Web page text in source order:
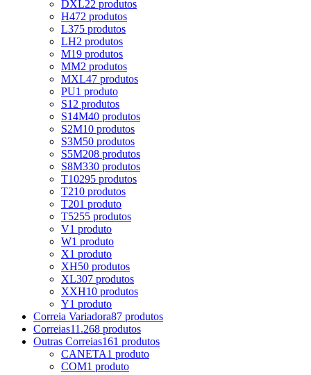
DXL22 produtos
H472 produtos
L375 produtos
LH2 produtos
M19 produtos
MM2 produtos
MXL47 produtos
PU1 produto
S12 produtos
S14M40 produtos
S2M10 produtos
S3M50 produtos
S5M208 produtos
S8M330 produtos
T10295 produtos
T210 produtos
T201 produto
T5255 produtos
V1 produto
W1 produto
X1 produto
XH50 produtos
XL307 produtos
XXH10 produtos
Y1 produto
Correia Variadora87 produtos
Correias11.268 produtos
Outras Correias161 produtos
CANETA1 produto
COM1 produto